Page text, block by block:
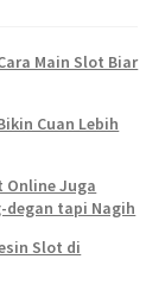
Main Slot Biar
Cuan Lebih
Online Juga
degan tapi Nagih
Slot di